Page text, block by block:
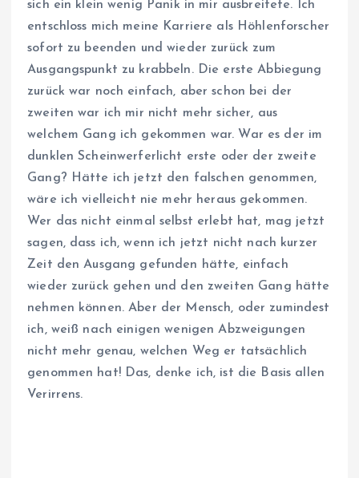
sich ein klein wenig Panik in mir ausbreitete. Ich
entschloss mich meine Karriere als Höhlenforscher
sofort zu beenden und wieder zurück zum
Ausgangspunkt zu krabbeln. Die erste Abbiegung
zurück war noch einfach, aber schon bei der
zweiten war ich mir nicht mehr sicher, aus
welchem Gang ich gekommen war. War es der im
dunklen Scheinwerferlicht erste oder der zweite
Gang? Hätte ich jetzt den falschen genommen,
wäre ich vielleicht nie mehr heraus gekommen.
Wer das nicht einmal selbst erlebt hat, mag jetzt
sagen, dass ich, wenn ich jetzt nicht nach kurzer
Zeit den Ausgang gefunden hätte, einfach
wieder zurück gehen und den zweiten Gang hätte
nehmen können. Aber der Mensch, oder zumindest
ich, weiß nach einigen wenigen Abzweigungen
nicht mehr genau, welchen Weg er tatsächlich
genommen hat! Das, denke ich, ist die Basis allen
Verirrens.